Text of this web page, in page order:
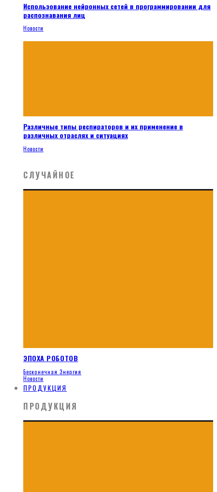
Использование нейронных сетей в программировании для
распознавания лиц
Новости
Различные типы респираторов и их применение в
различных отраслях и ситуациях
Новости
СЛУЧАЙНОЕ
ЭПОХА РОБОТОВ
Бесконечная Энергия
Новости
ПРОДУКЦИЯ
ПРОДУКЦИЯ